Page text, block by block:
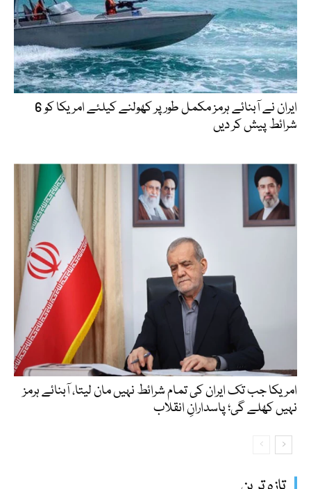
ایران نے آبنائے ہرمز مکمل طور پر کھولنے کیلئے امریکا کو 6
شرائط پیش کر دیں
امریکا جب تک ایران کی تمام شرائط نہیں مان لیتا، آبنائے ہرمز
نہیں کھلے گی؛ پاسدارانِ انقلاب